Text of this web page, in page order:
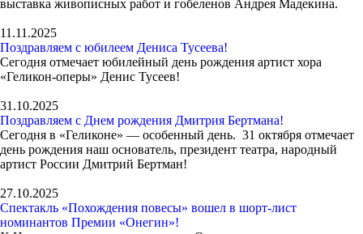
выставка живописных работ и гобеленов Андрея Мадекина.
11.11.2025
Поздравляем с юбилеем Дениса Тусеева!
Сегодня отмечает юбилейный день рождения артист хора
«Геликон-оперы» Денис Тусеев!
31.10.2025
Поздравляем с Днем рождения Дмитрия Бертмана!
Сегодня в «Геликоне» — особенный день. 31 октября отмечает
день рождения наш основатель, президент театра, народный
артист России Дмитрий Бертман!
27.10.2025
Спектакль «Похождения повесы» вошел в шорт-лист
номинантов Премии «Онегин»!